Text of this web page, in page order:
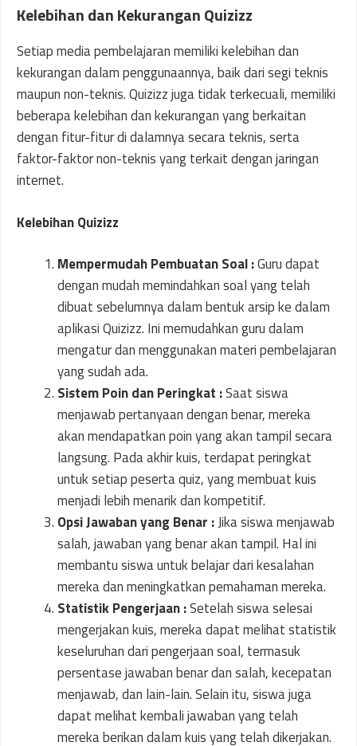
Kelebihan dan Kekurangan Quizizz
Setiap media pembelajaran memiliki kelebihan dan
kekurangan dalam penggunaannya, baik dari segi teknis
maupun non-teknis. Quizizz juga tidak terkecuali, memiliki
beberapa kelebihan dan kekurangan yang berkaitan
dengan fitur-fitur di dalamnya secara teknis, serta
faktor-faktor non-teknis yang terkait dengan jaringan
internet.
Kelebihan Quizizz
Mempermudah Pembuatan Soal :Guru dapat
dengan mudah memindahkan soal yang telah
dibuat sebelumnya dalam bentuk arsip ke dalam
aplikasi Quizizz. Ini memudahkan guru dalam
mengatur dan menggunakan materi pembelajaran
yang sudah ada.
Sistem Poin dan Peringkat :Saat siswa
menjawab pertanyaan dengan benar, mereka
akan mendapatkan poin yang akan tampil secara
langsung. Pada akhir kuis, terdapat peringkat
untuk setiap peserta quiz, yang membuat kuis
menjadi lebih menarik dan kompetitif.
Opsi Jawaban yang Benar :Jika siswa menjawab
salah, jawaban yang benar akan tampil. Hal ini
membantu siswa untuk belajar dari kesalahan
mereka dan meningkatkan pemahaman mereka.
Statistik Pengerjaan :Setelah siswa selesai
mengerjakan kuis, mereka dapat melihat statistik
keseluruhan dari pengerjaan soal, termasuk
persentase jawaban benar dan salah, kecepatan
menjawab, dan lain-lain. Selain itu, siswa juga
dapat melihat kembali jawaban yang telah
mereka berikan dalam kuis yang telah dikerjakan.